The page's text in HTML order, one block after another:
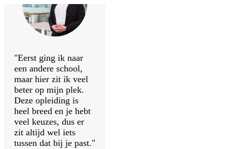
"Eerst ging ik naar
een andere school,
maar hier zit ik veel
beter op mijn plek.
Deze opleiding is
heel breed en je hebt
veel keuzes, dus er
zit altijd wel iets
tussen dat bij je past."